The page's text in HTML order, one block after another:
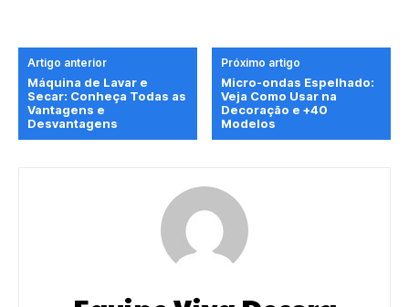
Artigo anterior
Máquina de Lavar e
Secar: Conheça Todas as
Vantagens e
Desvantagens
Próximo artigo
Micro-ondas Espelhado:
Veja Como Usar na
Decoração e +40
Modelos